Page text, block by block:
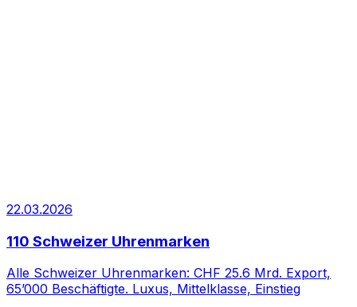
22.03.2026
110 Schweizer Uhrenmarken
Alle Schweizer Uhrenmarken: CHF 25.6 Mrd. Export,
65’000 Beschäftigte. Luxus, Mittelklasse, Einstieg